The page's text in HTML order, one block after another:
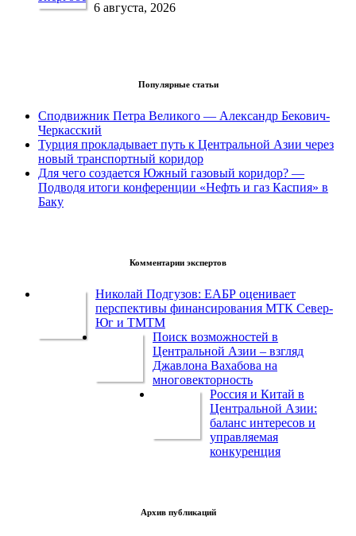
6 августа, 2026
Популярные статьи
Сподвижник Петра Великого — Александр Бекович-
Черкасский
Турция прокладывает путь к Центральной Азии через
новый транспортный коридор
Для чего создается Южный газовый коридор? —
Подводя итоги конференции «Нефть и газ Каспия» в
Баку
Комментарии экспертов
Николай Подгузов: ЕАБР оценивает
перспективы финансирования МТК Север-
Юг и ТМТМ
Поиск возможностей в
Центральной Азии – взгляд
Джавлона Вахабова на
многовекторность
Россия и Китай в
Центральной Азии:
баланс интересов и
управляемая
конкуренция
Архив публикаций